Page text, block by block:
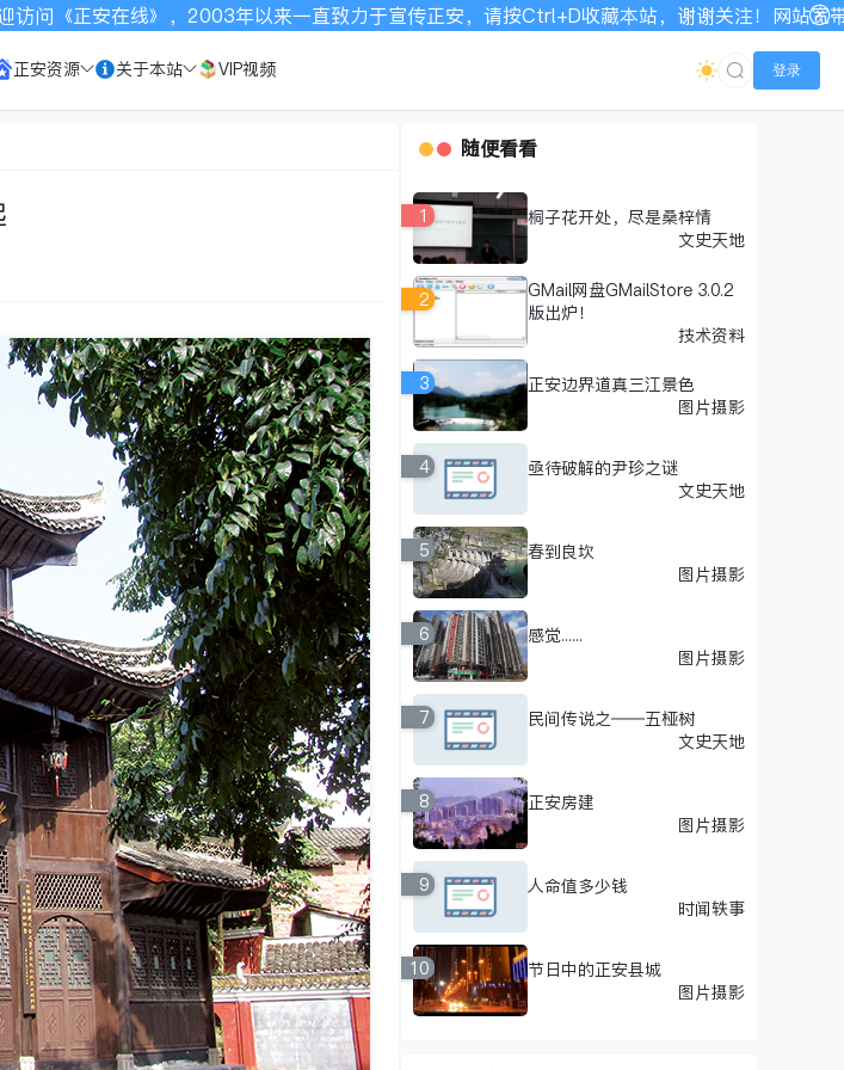
，2003年以来一直致力于宣传正安，请按Ctrl+D收藏本站，谢谢关注！网站宽带有限，如显示不
正安资源 关于本站 VIP视频 登录
随便看看
1
桐子花开处，尽是桑梓情
文史天地
2
GMail网盘GMailStore 3.0.2
版出炉！
技术资料
3
正安边界道真三江景色
图片摄影
4
亟待破解的尹珍之谜
文史天地
5
春到良坎
图片摄影
6
感觉......
图片摄影
7
民间传说之——五桠树
文史天地
8
正安房建
图片摄影
9
人命值多少钱
时闻轶事
10
节日中的正安县城
图片摄影